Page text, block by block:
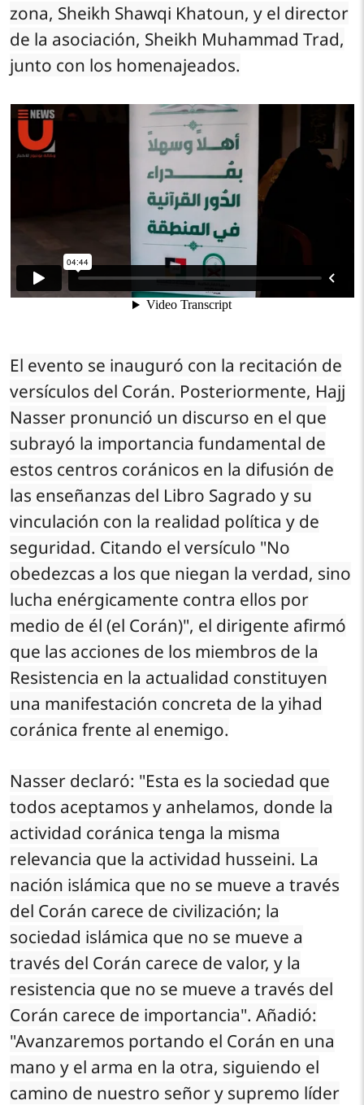
zona, Sheikh Shawqi Khatoun, y el director
de la asociación, Sheikh Muhammad Trad,
junto con los homenajeados.
El evento se inauguró con la recitación de
versículos del Corán. Posteriormente, Hajj
Nasser pronunció un discurso en el que
subrayó la importancia fundamental de
estos centros coránicos en la difusión de
las enseñanzas del Libro Sagrado y su
vinculación con la realidad política y de
seguridad. Citando el versículo "No
obedezcas a los que niegan la verdad, sino
lucha enérgicamente contra ellos por
medio de él (el Corán)", el dirigente afirmó
que las acciones de los miembros de la
Resistencia en la actualidad constituyen
una manifestación concreta de la yihad
coránica frente al enemigo.
Nasser declaró: "Esta es la sociedad que
todos aceptamos y anhelamos, donde la
actividad coránica tenga la misma
relevancia que la actividad husseini. La
nación islámica que no se mueve a través
del Corán carece de civilización; la
sociedad islámica que no se mueve a
través del Corán carece de valor, y la
resistencia que no se mueve a través del
Corán carece de importancia". Añadió:
"Avanzaremos portando el Corán en una
mano y el arma en la otra, siguiendo el
camino de nuestro señor y supremo líder